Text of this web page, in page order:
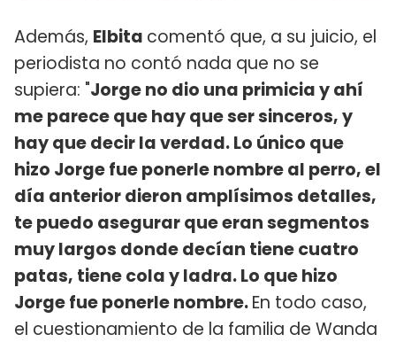
Además, Elbita comentó que, a su juicio, el
periodista no contó nada que no se
supiera: "Jorge no dio una primicia y ahí
me parece que hay que ser sinceros, y
hay que decir la verdad. Lo único que
hizo Jorge fue ponerle nombre al perro, el
día anterior dieron amplísimos detalles,
te puedo asegurar que eran segmentos
muy largos donde decían tiene cuatro
patas, tiene cola y ladra. Lo que hizo
Jorge fue ponerle nombre.En todo caso,
el cuestionamiento de la familia de Wanda